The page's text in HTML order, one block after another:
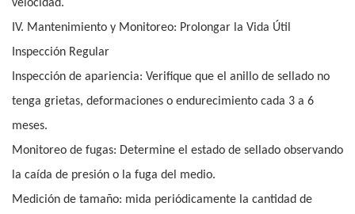
velocidad.
IV. Mantenimiento y Monitoreo: Prolongar la Vida Útil
Inspección Regular
Inspección de apariencia: Verifique que el anillo de sellado no
tenga grietas, deformaciones o endurecimiento cada 3 a 6
meses.
Monitoreo de fugas: Determine el estado de sellado observando
la caída de presión o la fuga del medio.
Medición de tamaño: mida periódicamente la cantidad de